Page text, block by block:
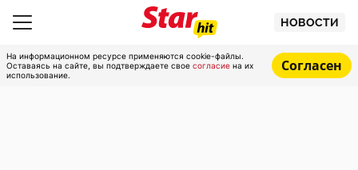
НОВОСТИ
На информационном ресурсе применяются cookie-файлы.
Оставаясь на сайте, вы подтверждаете свое согласие на их
использование.
Согласен